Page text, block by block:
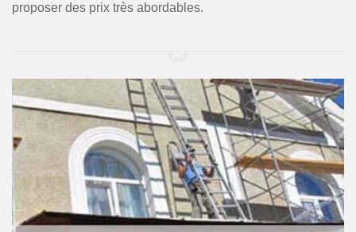
proposer des prix très abordables.